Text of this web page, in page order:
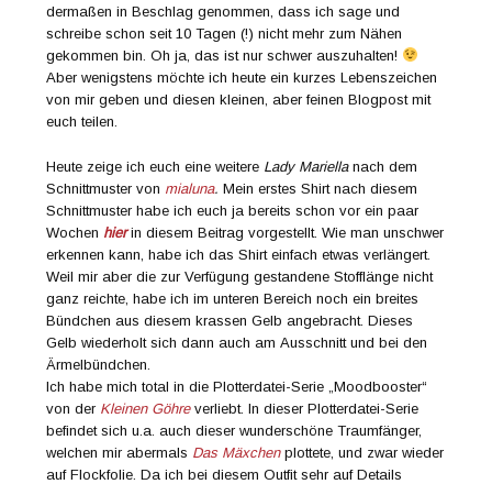
dermaßen in Beschlag genommen, dass ich sage und
schreibe schon seit 10 Tagen (!) nicht mehr zum Nähen
gekommen bin. Oh ja, das ist nur schwer auszuhalten!
Aber wenigstens möchte ich heute ein kurzes Lebenszeichen
von mir geben und diesen kleinen, aber feinen Blogpost mit
euch teilen.
Heute zeige ich euch eine weitere Lady Mariellanach dem
Schnittmuster von mialuna. Mein erstes Shirt nach diesem
Schnittmuster habe ich euch ja bereits schon vor ein paar
Wochen hier in diesem Beitrag vorgestellt. Wie man unschwer
erkennen kann, habe ich das Shirt einfach etwas verlängert.
Weil mir aber die zur Verfügung gestandene Stofflänge nicht
ganz reichte, habe ich im unteren Bereich noch ein breites
Bündchen aus diesem krassen Gelb angebracht. Dieses
Gelb wiederholt sich dann auch am Ausschnitt und bei den
Ärmelbündchen.
Ich habe mich total in die Plotterdatei-Serie „Moodbooster“
von der Kleinen Göhreverliebt. In dieser Plotterdatei-Serie
befindet sich u.a. auch dieser wunderschöne Traumfänger,
welchen mir abermals Das Mäxchenplottete, und zwar wieder
auf Flockfolie. Da ich bei diesem Outfit sehr auf Details